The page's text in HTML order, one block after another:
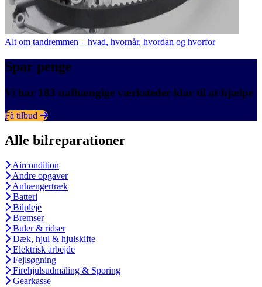
Alt om tandremmen – hvad, hvornår, hvordan og hvorfor
Spar penge
Vi har 183 uafhængige værksteder klar til at hjælpe
Få tilbud
Alle bilreparationer
Aircondition
Andre opgaver
Anhængertræk
Batteri
Bilpleje
Bremser
Buler & ridser
Dæk, hjul & hjulskifte
Elektrisk arbejde
Fejlsøgning
Firehjulsudmåling & Sporing
Gearkasse